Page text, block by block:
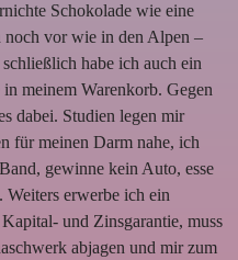
Schokolade wie eine
noch vor wie in den Alpen –
habe ich auch ein
meinem Warenkorb. Gegen
dabei. Studien legen mir
für meinen Darm nahe, ich
gewinne kein Auto, esse
erwerbe ich ein
und Zinsgarantie, muss
abjagen und mir zum